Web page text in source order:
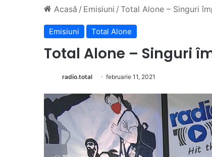
Acasă / Emisiuni / Total Alone – Singuri
Emisiuni Total Alone
Total Alone – Singuri
radio.total februarie 11, 2021